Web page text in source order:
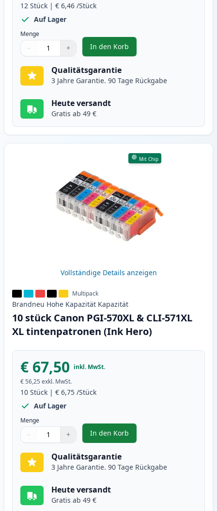
12 Stück | € 6,46 /Stück
Auf Lager
Menge
Verwenden Sie die Tasten, um anzupassen
− +
1
In den Korb
, 12 stück Canon PGI-570XL &
Qualitätsgarantie
3 Jahre Garantie. 90 Tage Rückgabe
Heute versandt
Gratis ab 49 €
Mit Chip
Vollständige Details anzeigen
Multipack
Brandneu Hohe Kapazität Kapazität
10 stück Canon PGI-570XL & CLI-571XL
XL tintenpatronen (Ink Hero)
€ 67,50 inkl. MwSt.
€ 56,25 exkl. MwSt.
10 Stück | € 6,75 /Stück
Auf Lager
Menge
Verwenden Sie die Tasten, um anzupassen
− +
1
In den Korb
, 10 stück Canon PGI-570XL &
Qualitätsgarantie
3 Jahre Garantie. 90 Tage Rückgabe
Heute versandt
Gratis ab 49 €